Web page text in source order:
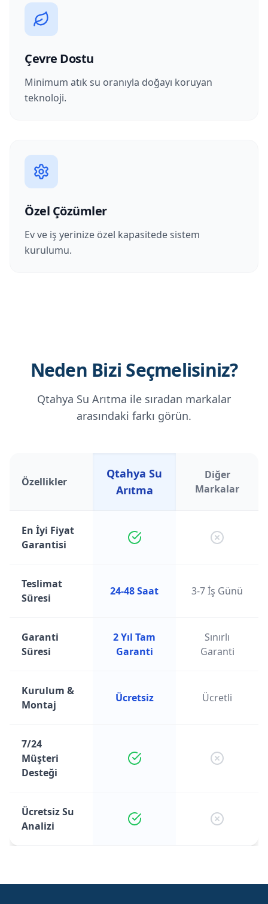
Çevre Dostu
Minimum atık su oranıyla doğayı koruyan
teknoloji.
Özel Çözümler
Ev ve iş yerinize özel kapasitede sistem
kurulumu.
Neden Bizi Seçmelisiniz?
Qtahya Su Arıtma ile sıradan markalar
arasındaki farkı görün.
Özellikler
Qtahya Su
Arıtma
Diğer
Markalar
En İyi Fiyat
Garantisi
Teslimat
Süresi
24-48 Saat 3-7 İş Günü
Garanti
Süresi
2 Yıl Tam
Garanti
Sınırlı
Garanti
Kurulum &
Montaj
Ücretsiz Ücretli
7/24
Müşteri
Desteği
Ücretsiz Su
Analizi